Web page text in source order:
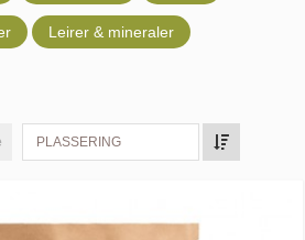
Leirer & mineraler
PLASSERING